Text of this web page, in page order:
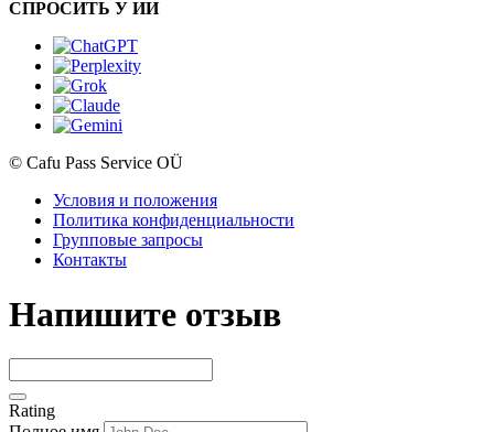
СПРОСИТЬ У ИИ
© Cafu Pass Service OÜ
Условия и положения
Политика конфиденциальности
Групповые запросы
Контакты
Напишите отзыв
Rating